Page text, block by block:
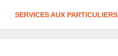
SERVICES AUX PARTICULIERS